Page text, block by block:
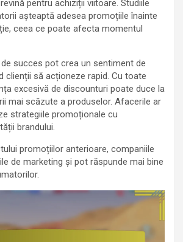
pentru achiziții viitoare. Studiile
așteaptă adesea promoțiile înainte
ceea ce poate afecta momentul
succes pot crea un sentiment de
clienții să acționeze rapid. Cu toate
excesivă de discounturi poate duce la
mai scăzute a produselor. Afacerile ar
strategiile promoționale cu
brandului.
promoțiilor anterioare, companiile
de marketing și pot răspunde mai bine